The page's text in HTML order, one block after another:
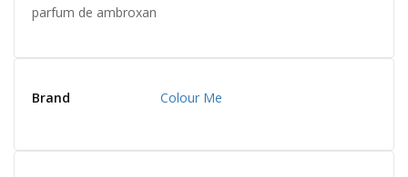
parfum de ambroxan
Brand Colour Me